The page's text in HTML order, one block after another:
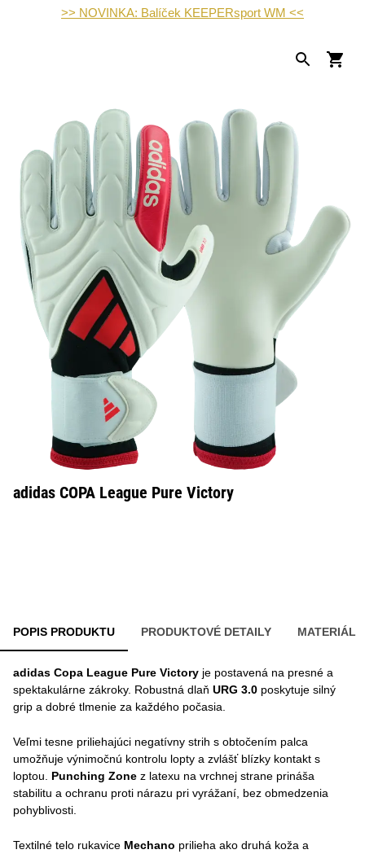
>> NOVINKA: Balíček KEEPERsport WM <<
adidas COPA League Pure Victory
POPIS PRODUKTU PRODUKTOVÉ DETAILY MATERIÁL
adidas Copa League Pure Victory je postavená na presné a
spektakulárne zákroky. Robustná dlaň URG 3.0 poskytuje silný
grip a dobré tlmenie za každého počasia.
Veľmi tesne priliehajúci negatívny strih s obtočením palca
umožňuje výnimočnú kontrolu lopty a zvlášť blízky kontakt s
loptou. Punching Zone z latexu na vrchnej strane prináša
stabilitu a ochranu proti nárazu pri vyrážaní, bez obmedzenia
pohyblivosti.
Textilné telo rukavice Mechano prilieha ako druhá koža a